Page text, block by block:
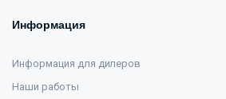
Информация
Информация для дилеров
Наши работы